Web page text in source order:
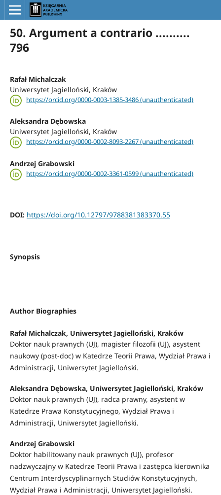
50. Argument a contrario ..........
796
Rafał Michalczak
Uniwersytet Jagielloński, Kraków
https://orcid.org/0000-0003-1385-3486 (unauthenticated)
Aleksandra Dębowska
Uniwersytet Jagielloński, Kraków
https://orcid.org/0000-0002-8093-2267 (unauthenticated)
Andrzej Grabowski
https://orcid.org/0000-0002-3361-0599 (unauthenticated)
DOI: https://doi.org/10.12797/9788381383370.55
Synopsis
Author Biographies
Rafał Michalczak, Uniwersytet Jagielloński, Kraków
Doktor nauk prawnych (UJ), magister filozofii (UJ), asystent
naukowy (post-doc) w Katedrze Teorii Prawa, Wydział Prawa i
Administracji, Uniwersytet Jagielloński.
Aleksandra Dębowska, Uniwersytet Jagielloński, Kraków
Doktor nauk prawnych (UJ), radca prawny, asystent w
Katedrze Prawa Konstytucyjnego, Wydział Prawa i
Administracji, Uniwersytet Jagielloński.
Andrzej Grabowski
Doktor habilitowany nauk prawnych (UJ), profesor
nadzwyczajny w Katedrze Teorii Prawa i zastępca kierownika
Centrum Interdyscyplinarnych Studiów Konstytucyjnych,
Wydział Prawa i Administracji, Uniwersytet Jagielloński.